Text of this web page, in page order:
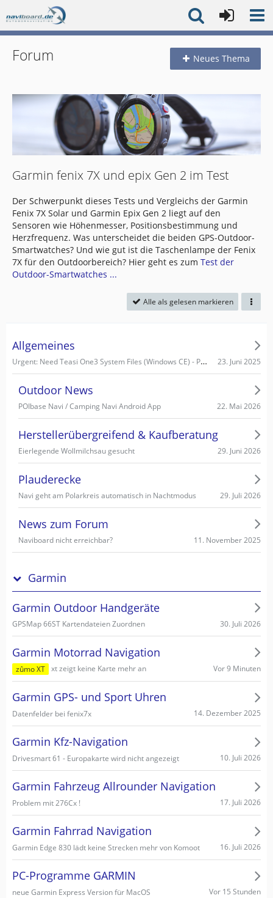
Forum Neues Thema
Garmin fenix 7X und epix Gen 2 im Test
Der Schwerpunkt dieses Tests und Vergleichs der Garmin
Fenix 7X Solar und Garmin Epix Gen 2 liegt auf den
Sensoren wie Höhenmesser, Positionsbestimmung und
Herzfrequenz. Was unterscheidet die beiden GPS-Outdoor-
Smartwatches? Und wie gut ist die Taschenlampe der Fenix
7X für den Outdoorbereich? Hier geht es zum Test der
Outdoor-Smartwatches ...
Alle als gelesen markieren
Allgemeines
Urgent: Need Teasi One3 System Files (Windows CE) - PC recognizes it as Mass Storage! 23. Juni 2025
Outdoor News
POIbase Navi / Camping Navi Android App 22. Mai 2026
Herstellerübergreifend & Kaufberatung
Eierlegende Wollmilchsau gesucht 29. Juni 2026
Plauderecke
Navi geht am Polarkreis automatisch in Nachtmodus 29. Juli 2026
News zum Forum
Naviboard nicht erreichbar? 11. November 2025
Garmin
Garmin Outdoor Handgeräte
GPSMap 66ST Kartendateien Zuordnen 30. Juli 2026
Garmin Motorrad Navigation
zûmo XT xt zeigt keine Karte mehr an Vor 9 Minuten
Garmin GPS- und Sport Uhren
Datenfelder bei fenix7x 14. Dezember 2025
Garmin Kfz-Navigation
Drivesmart 61 - Europakarte wird nicht angezeigt 10. Juli 2026
Garmin Fahrzeug Allrounder Navigation
Problem mit 276Cx ! 17. Juli 2026
Garmin Fahrrad Navigation
Garmin Edge 830 lädt keine Strecken mehr von Komoot 16. Juli 2026
PC-Programme GARMIN
neue Garmin Express Version für MacOS Vor 15 Stunden